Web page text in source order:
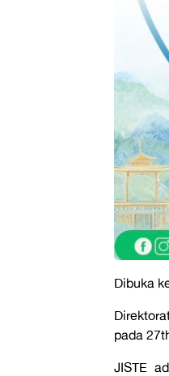
Dibuka
pada
JISTE